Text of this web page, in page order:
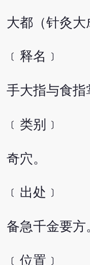
大都（针灸大
﹝释名﹞
手大指与食指
﹝类别﹞
奇穴。
﹝出处﹞
备急千金要方
﹝位置﹞